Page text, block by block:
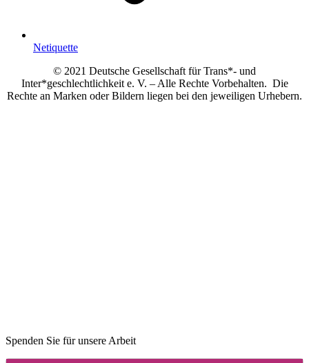
Netiquette
© 2021 Deutsche Gesellschaft für Trans*- und
Inter*geschlechtlichkeit e. V. – Alle Rechte Vorbehalten. Die
Rechte an Marken oder Bildern liegen bei den jeweiligen Urhebern.
Spenden Sie für unsere Arbeit